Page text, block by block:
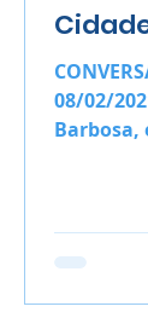
08/02/2021 Paulo
Barbosa,